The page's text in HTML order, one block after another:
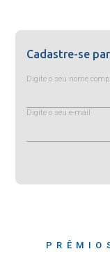
Cadastre-se
Digite o seu nome
Digite o seu e-mail